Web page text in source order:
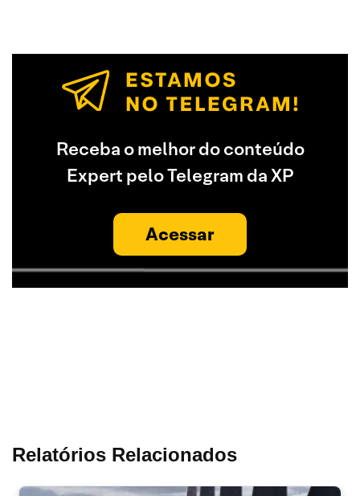
Receba o melhor do conteúdo
Expert pelo Telegram da XP
Acessar
Relatórios Relacionados